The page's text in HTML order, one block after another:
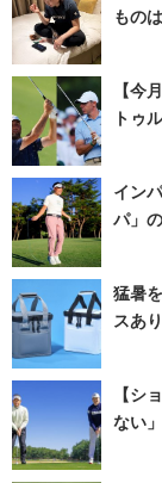
もの
【今
トゥ
イン
パ」
猛暑
スあ
【シ
ない